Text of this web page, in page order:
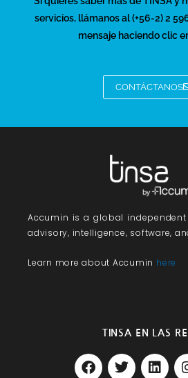
servicios, llámanos al (+56-2) 2
mensaje haciendo clic
CONTÁCTANOS
Accumin is a global
advisory, intelligence, software,
Learn more about Accumin here
TINSA EN LAS
F
a
T
w
L
i